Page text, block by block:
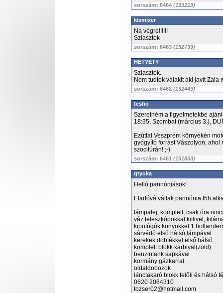
sorszám: 6464 (133213)
kismixer
Na végre!!!!!!
Sziasztok
sorszám: 6463 (132739)
HETYETY
Sziasztok.
Nem tudtok valakit aki javít Zala
sorszám: 6462 (132449)
tesho
Szeretném a figyelmetekbe
18:35, Szombat (március 3.),
Ezúttal Veszprém környékén
gyógyító forrást Vászolyon, ahol
szocitúrán! ;-)
sorszám: 6461 (131833)
qtyuka
Helló pannóniások!
Eladóvá váltak pannónia t5h
lámpafej, komplett, csak óra
váz teleszkópokkal kiflivel,
kipufógók könyökkel 1
sárvédő első hátsó lámpával
kerekek dobfékkel első hátsó
komplett blokk karbival(zöld)
benzintank sapkával
kormány gázkarral
oldaldobozok
lánctakaró blokk felőli és hátsó
0620 2084310
tozser02@hotmail.com